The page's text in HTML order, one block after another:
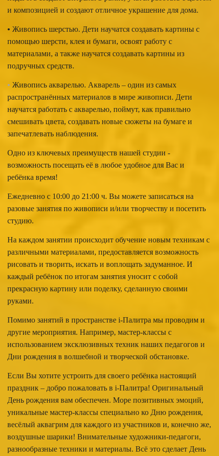
и композицией и создают отличное украшение для дома.
• Живопись шерстью. Дети научатся создавать картины с
помощью шерсти, клея и бумаги, освоят работу с
материалами, а также научатся создавать картины из
подручных средств.
• Живопись акварелью. Акварель – один из самых
распространённых материалов в мире живописи. Дети
научатся работать с акварелью, поймут, как правильно
смешивать цвета, создавать новые сюжеты на бумаге и
запечатлевать наблюдения.
Одно из ключевых преимуществ нашей студии -
возможность посещать её в любое удобное для Вас и
ребёнка время!
Ежедневно с 10:00 до 21:00 ч. Вы можете записаться на
разовые занятия по живописи и/или творчеству и посетить
студию.
На каждом занятии происходит обучение новым техникам с
различными материалами, предоставляется возможность
рисовать и творить, искать и воплощать задуманное. И
каждый ребёнок по итогам занятия уносит с собой
прекрасную картину или поделку, сделанную своими
руками.
Помимо занятий в пространстве i-Палитра мы проводим и
другие мероприятия. Например, мастер-классы с
использованием эксклюзивных техник наших педагогов и
Дни рождения в волшебной и творческой обстановке.
Если Вы хотите устроить для своего ребёнка настоящий
праздник – добро пожаловать в i-Палитра! Оригинальный
День рождения вам обеспечен. Море позитивных эмоций,
уникальные мастер-классы специально ко Дню рождения,
весёлый аквагрим для каждого из участников и, конечно же,
воздушные шарики! Внимательные художники-педагоги,
разнообразные техники и материалы. Всё это сделает День